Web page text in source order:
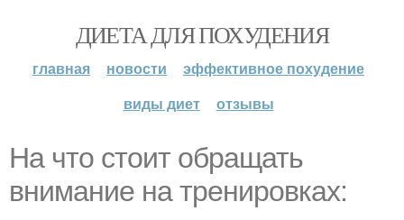
ДИЕТА ДЛЯ ПОХУДЕНИЯ
главная новости
эффективное похудение
виды диет
отзывы
На что стоит обращать
внимание на тренировках: